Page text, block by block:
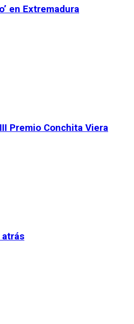
en Extremadura
Premio Conchita Viera